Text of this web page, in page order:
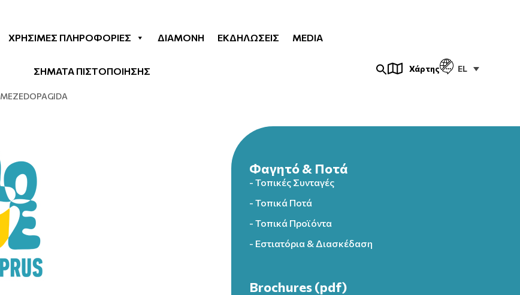
ΧΡΉΣΙΜΕΣ ΠΛΗΡΟΦΟΡΊΕΣ ΔΙΑΜΟΝΉ ΕΚΔΗΛΏΣΕΙΣ MEDIA
ΣΗΜΑΤΑ ΠΙΣΤΟΠΟΙΗΣΗΣ Χάρτης EL
MEZEDOPAGIDA
Φαγητό & Ποτά
- Τοπικές Συνταγές
- Τοπικά Ποτά
- Τοπικά Προϊόντα
- Εστιατόρια & Διασκέδαση
Brochures (pdf)